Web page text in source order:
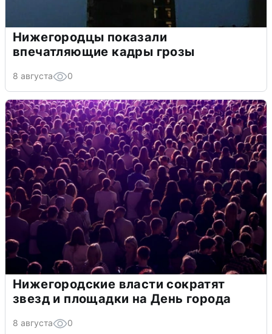
Нижегородцы показали
впечатляющие кадры грозы
8 августа 0
Нижегородские власти сократят
звезд и площадки на День города
8 августа 0